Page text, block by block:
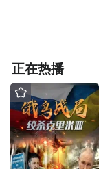
联动带来的
到《规划》
托港口、利
把工作的重
海开发、综
正在热播